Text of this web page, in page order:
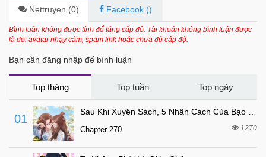
Chapter 42 5 tháng trước
Chapter 41 5 tháng trước
5 tháng trước
Chapter 38 5 tháng trước
Chapter 37
Chapter 36
Chapter 35
Nettruyen (0) Facebook ()
Bình luận không được tính để tăng cấp độ. Tài khoản không bình luận được
là do: avatar nhạy cảm, spam link hoặc chưa đủ cấp độ.
Bạn cần đăng nhập để bình luận
Top tháng Top tuần Top ngày
01
Chapter 270 1270